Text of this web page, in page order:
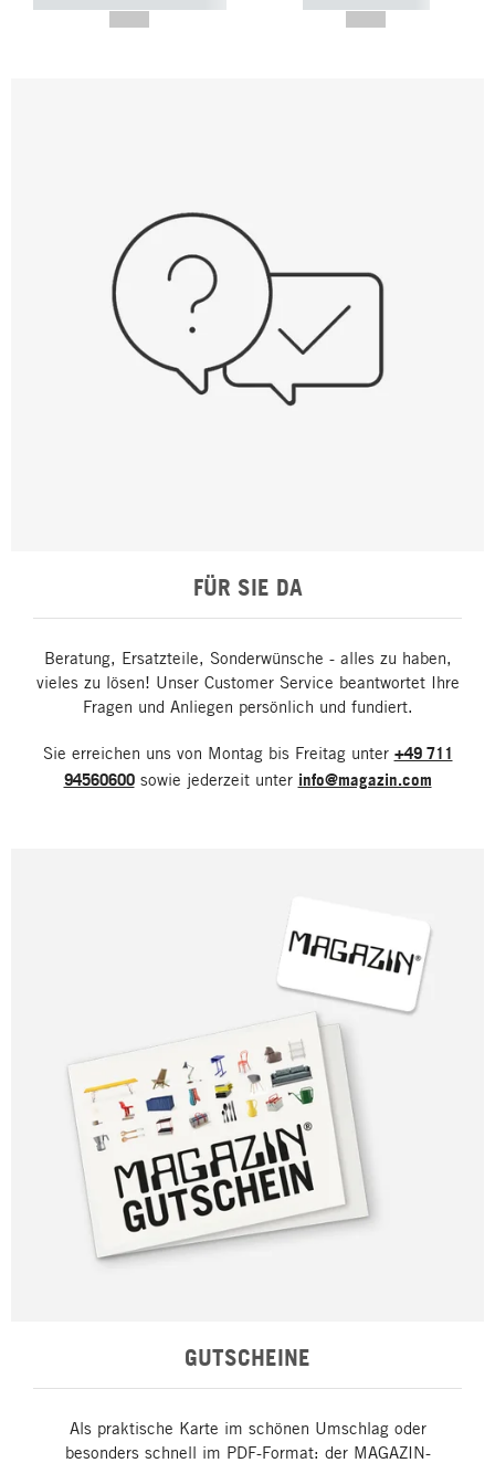
FÜR SIE DA
Beratung, Ersatzteile, Sonderwünsche - alles zu haben,
vieles zu lösen! Unser Customer Service beantwortet Ihre
Fragen und Anliegen persönlich und fundiert.
Sie erreichen uns von Montag bis Freitag unter +49 711
94560600sowie jederzeit unter info@magazin.com
GUTSCHEINE
Als praktische Karte im schönen Umschlag oder
besonders schnell im PDF-Format: der MAGAZIN-